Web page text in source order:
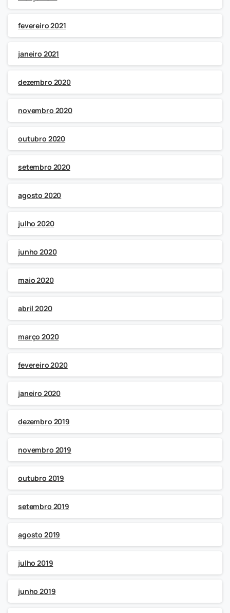
fevereiro 2021
janeiro 2021
dezembro 2020
novembro 2020
outubro 2020
setembro 2020
agosto 2020
julho 2020
junho 2020
maio 2020
abril 2020
março 2020
fevereiro 2020
janeiro 2020
dezembro 2019
novembro 2019
outubro 2019
setembro 2019
agosto 2019
julho 2019
junho 2019